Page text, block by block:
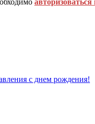
с днем рождения!